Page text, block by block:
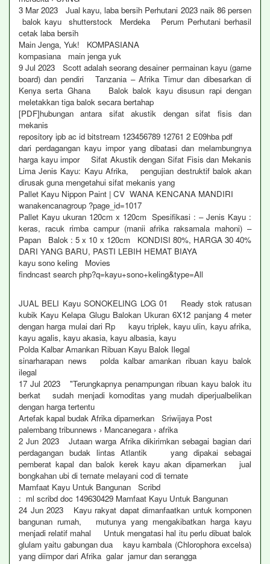
3 Mar 2023 Jual kayu, laba bersih Perhutani 2023 naik 86 persen
balok kayu shutterstock Merdeka Perum Perhutani berhasil
cetak laba bersih
Main Jenga, Yuk! KOMPASIANA
kompasiana main jenga yuk
9 Jul 2023 Scott adalah seorang desainer permainan kayu (game
board) dan pendiri Tanzania – Afrika Timur dan dibesarkan di
Kenya serta Ghana Balok balok kayu disusun rapi dengan
meletakkan tiga balok secara bertahap
[PDF]hubungan antara sifat akustik dengan sifat fisis dan
mekanis
repository ipb ac id bitstream 123456789 12761 2 E09hba pdf
dari perdagangan kayu impor yang dibatasi dan melambungnya
harga kayu impor Sifat Akustik dengan Sifat Fisis dan Mekanis
Lima Jenis Kayu: Kayu Afrika, pengujian destruktif balok akan
dirusak guna mengetahui sifat mekanis yang
Pallet Kayu Nippon Paint | CV WANA KENCANA MANDIRI
wanakencanagroup ?page_id=1017
Pallet Kayu ukuran 120cm x 120cm Spesifikasi : – Jenis Kayu :
keras, racuk rimba campur (manii afrika raksamala mahoni) –
Papan Balok : 5 x 10 x 120cm KONDISI 80%, HARGA 30 40%
DARI YANG BARU, PASTI LEBIH HEMAT BIAYA
kayu sono keling Movies
findncast search php?q=kayu+sono+keling&type=All
JUAL BELI Kayu SONOKELING LOG 01 Ready stok ratusan
kubik Kayu Kelapa Glugu Balokan Ukuran 6X12 panjang 4 meter
dengan harga mulai dari Rp kayu triplek, kayu ulin, kayu afrika,
kayu agalis, kayu akasia, kayu albasia, kayu
Polda Kalbar Amankan Ribuan Kayu Balok Ilegal
sinarharapan news polda kalbar amankan ribuan kayu balok
ilegal
17 Jul 2023 "Terungkapnya penampungan ribuan kayu balok itu
berkat sudah menjadi komoditas yang mudah diperjualbelikan
dengan harga tertentu
Artefak kapal budak Afrika dipamerkan Sriwijaya Post
palembang tribunnews › Mancanegara › afrika
2 Jun 2023 Jutaan warga Afrika dikirimkan sebagai bagian dari
perdagangan budak lintas Atlantik yang dipakai sebagai
pemberat kapal dan balok kerek kayu akan dipamerkan jual
bongkahan ubi di ternate melayani cod di ternate
Mamfaat Kayu Untuk Bangunan Scribd
: ml scribd doc 149630429 Mamfaat Kayu Untuk Bangunan
24 Jun 2023 Kayu rakyat dapat dimanfaatkan untuk komponen
bangunan rumah, mutunya yang mengakibatkan harga kayu
menjadi relatif mahal Untuk mengatasi hal itu perlu dibuat balok
glulam yaitu gabungan dua kayu kambala (Chlorophora excelsa)
yang diimpor dari Afrika galar jamur dan serangga